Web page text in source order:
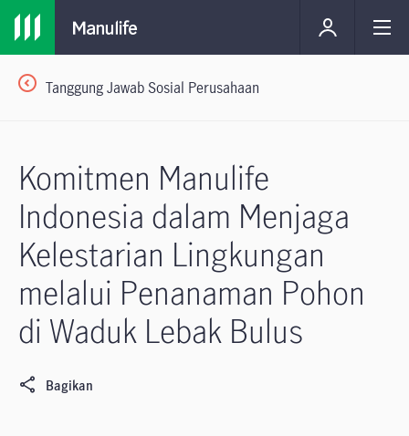
Tanggung Jawab Sosial Perusahaan
Komitmen Manulife
Indonesia dalam Menjaga
Kelestarian Lingkungan
melalui Penanaman Pohon
di Waduk Lebak Bulus
Bagikan